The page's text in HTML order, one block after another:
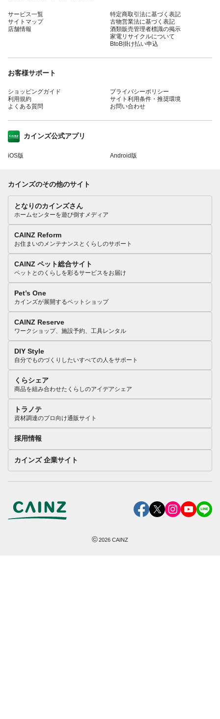
サービス一覧
サイトマップ
店舗情報
特定商取引法に基づく表記
古物営業法に基づく表記
酒類販売管理者標識の掲示
家電リサイクルについて
BtoB掛け払い申込
お客様サポート
ショッピングガイド
利用規約
よくある質問
プライバシーポリシー
サイト利用条件・推奨環境
お問い合わせ
カインズ公式アプリ
iOS版 Android版
カインズのその他のサイト
となりのカインズさん
ホームセンターを遊び倒すメディア
CAINZ Reform
お住まいのメンテナンスとくらしのサポート
CAINZ ペット総合サイト
ペットとのくらしを彩るサービスをお届け
Pet’s One
カインズが展開するペットショップ
CAINZ Reserve
ワークショップ、施設予約、工具レンタル
DIY Style
自分でものづくりしたいすべての人をサポート
くらシェア
商品を組み合わせたくらしのアイデアシェア
トラノテ
資材調達のプロ向け通販サイト
採用情報
カインズ 企業サイト
©2026 CAINZ